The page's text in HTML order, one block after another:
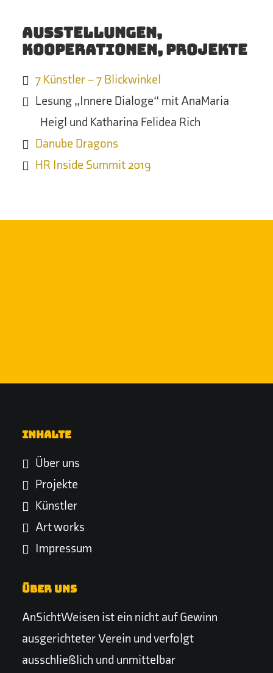
Ausstellungen,
Kooperationen, Projekte
7 Künstler – 7 Blickwinkel
Lesung „Innere Dialoge“ mit AnaMaria
Heigl und Katharina Felidea Rich
Danube Dragons
HR Inside Summit 2019
Inhalte
Über uns
Projekte
Künstler
Art works
Impressum
Über uns
AnSichtWeisen ist ein nicht auf Gewinn
ausgerichteter Verein und verfolgt
ausschließlich und unmittelbar